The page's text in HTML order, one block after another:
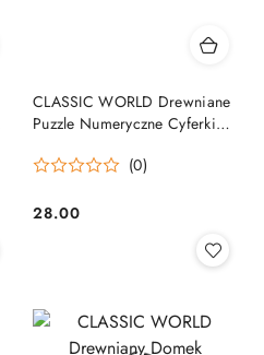
CLASSIC WORLD Drewniane
Puzzle Numeryczne Cyferki
(0)
Cena:
28.00